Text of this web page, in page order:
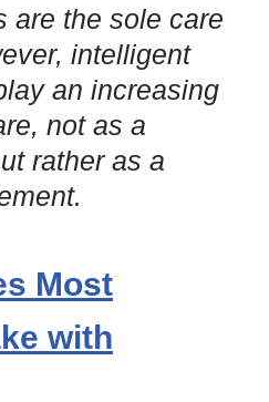
are the sole care
intelligent
an increasing
not as a
rather as a
Most
with